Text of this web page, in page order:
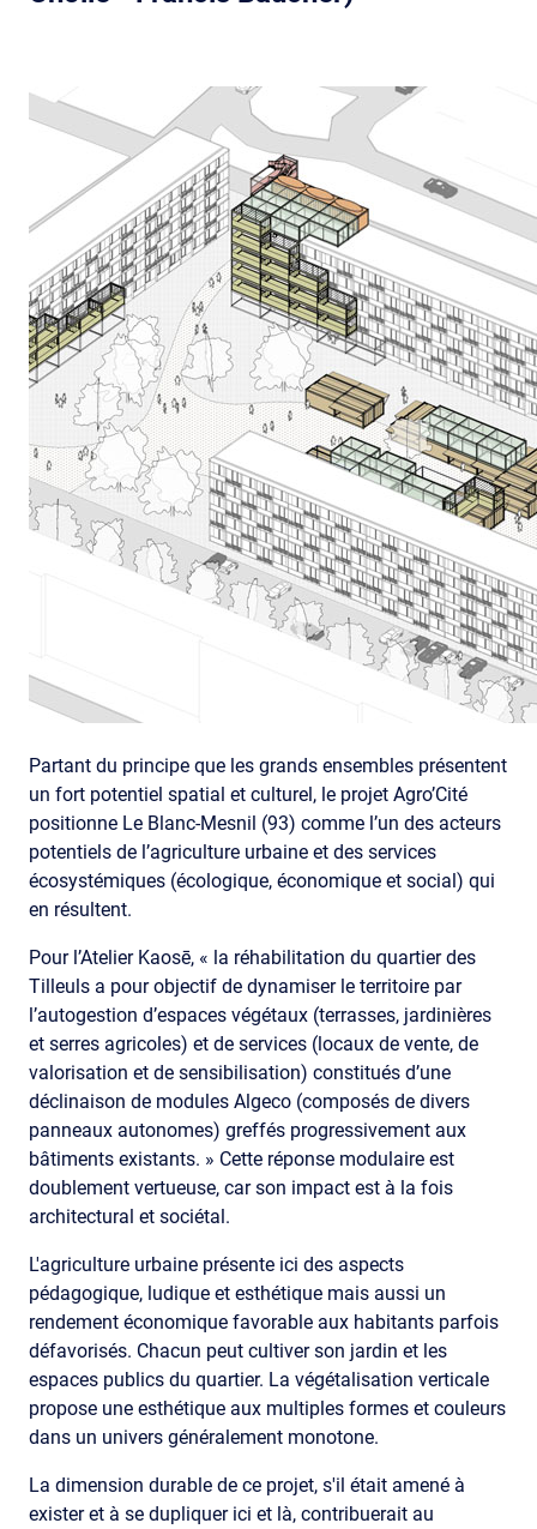
Partant du principe que les grands ensembles présentent
un fort potentiel spatial et culturel, le projet Agro’Cité
positionne Le Blanc-Mesnil (93) comme l’un des acteurs
potentiels de l’agriculture urbaine et des services
écosystémiques (écologique, économique et social) qui
en résultent.
Pour l’Atelier Kaosē, « la réhabilitation du quartier des
Tilleuls a pour objectif de dynamiser le territoire par
l’autogestion d’espaces végétaux (terrasses, jardinières
et serres agricoles) et de services (locaux de vente, de
valorisation et de sensibilisation) constitués d’une
déclinaison de modules Algeco (composés de divers
panneaux autonomes) greffés progressivement aux
bâtiments existants. » Cette réponse modulaire est
doublement vertueuse, car son impact est à la fois
architectural et sociétal.
L'agriculture urbaine présente ici des aspects
pédagogique, ludique et esthétique mais aussi un
rendement économique favorable aux habitants parfois
défavorisés. Chacun peut cultiver son jardin et les
espaces publics du quartier. La végétalisation verticale
propose une esthétique aux multiples formes et couleurs
dans un univers généralement monotone.
La dimension durable de ce projet, s'il était amené à
exister et à se dupliquer ici et là, contribuerait au